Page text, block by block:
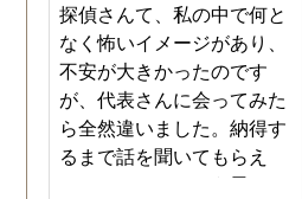
探偵さんて、私の中で何と
なく怖いイメージがあり、
不安が大きかったのです
が、代表さんに会ってみた
ら全然違いました。納得す
るまで話を聞いてもらえ
て、ここならという思いで